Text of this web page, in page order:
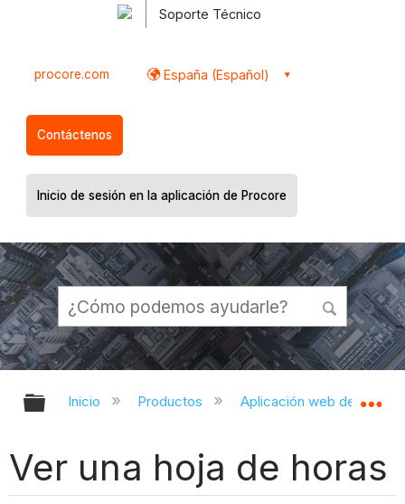
Soporte Técnico
procore.com España (Español)
Contáctenos
Inicio de sesión en la aplicación de Procore
Expandir/contraer jerarquía global
Inicio Productos Aplicación web de
Ver una hoja de horas